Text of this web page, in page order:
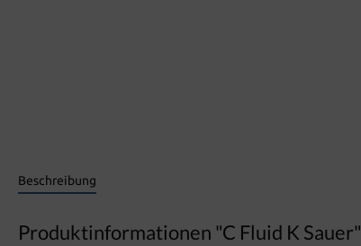
Beschreibung
Produktinformationen "C Fluid K Sauer"